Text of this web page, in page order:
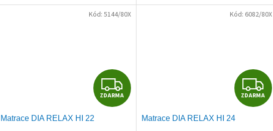
Z
D
ZDARMA
Matrace DIA RELAX HI 22
Kód: 5144/80X
Z
D
ZDARMA
Matrace DIA RELAX HI 24
Kód: 6082/80X